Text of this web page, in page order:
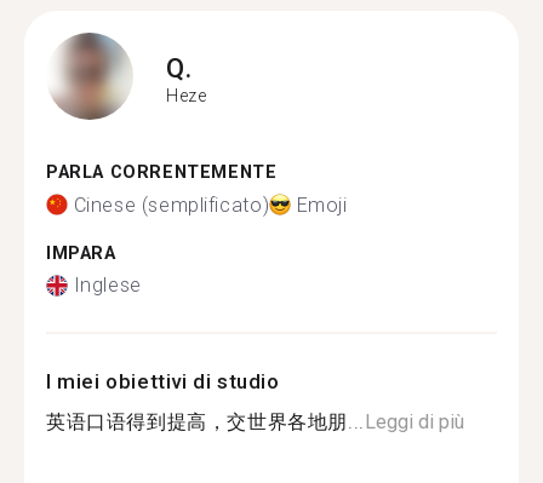
Q.
Heze
PARLA CORRENTEMENTE
Cinese (semplificato) Emoji
IMPARA
Inglese
I miei obiettivi di studio
英语口语得到提高，交世界各地朋...Leggi di più